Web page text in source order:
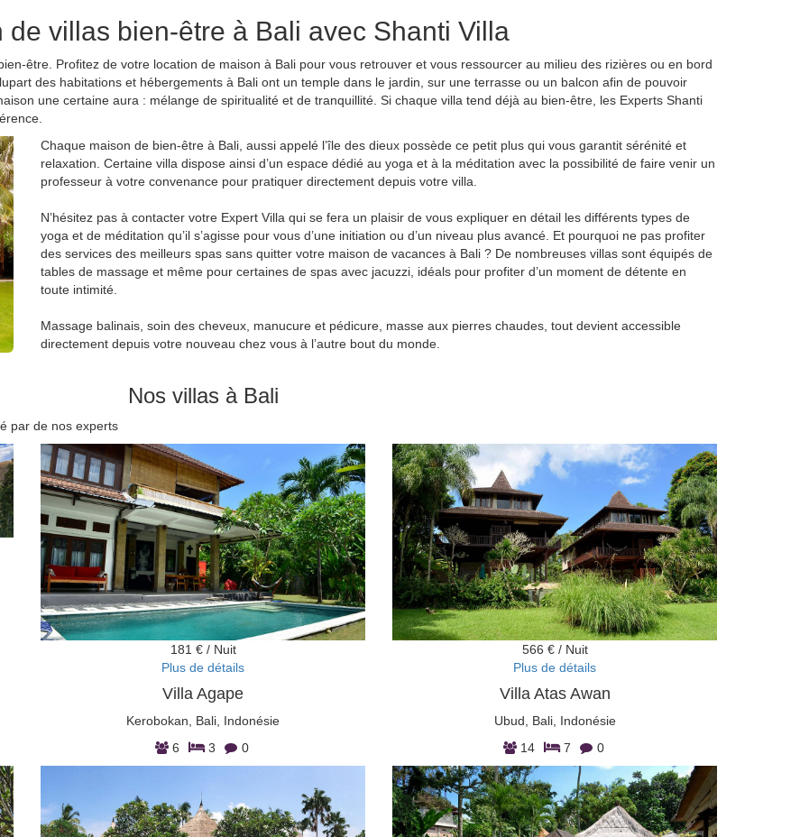
villas bien-être à Bali avec Shanti Villa
être. Profitez de votre location de maison à Bali pour vous retrouver et vous ressourcer au milieu des rizières ou en bord
des habitations et hébergements à Bali ont un temple dans le jardin, sur une terrasse ou un balcon afin de pouvoir
une certaine aura : mélange de spiritualité et de tranquillité. Si chaque villa tend déjà au bien-être, les Experts Shanti
Chaque maison de bien-être à Bali, aussi appelé l’île des dieux possède ce petit plus qui vous garantit sérénité et
relaxation. Certaine villa dispose ainsi d’un espace dédié au yoga et à la méditation avec la possibilité de faire venir un
professeur à votre convenance pour pratiquer directement depuis votre villa.
N’hésitez pas à contacter votre Expert Villa qui se fera un plaisir de vous expliquer en détail les différents types de
yoga et de méditation qu’il s’agisse pour vous d’une initiation ou d’un niveau plus avancé. Et pourquoi ne pas profiter
des services des meilleurs spas sans quitter votre maison de vacances à Bali ? De nombreuses villas sont équipés de
tables de massage et même pour certaines de spas avec jacuzzi, idéals pour profiter d’un moment de détente en
toute intimité.
Massage balinais, soin des cheveux, manucure et pédicure, masse aux pierres chaudes, tout devient accessible
directement depuis votre nouveau chez vous à l’autre bout du monde.
Nos villas à Bali
par de nos experts
181 € / Nuit
Plus de détails
Villa Agape
Kerobokan, Bali, Indonésie
6
3 0
566 € / Nuit
Plus de détails
Villa Atas Awan
Ubud, Bali, Indonésie
14
7 0